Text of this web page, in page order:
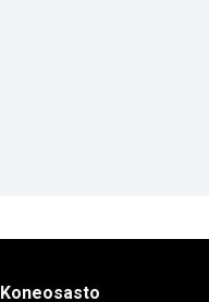
Koneosasto